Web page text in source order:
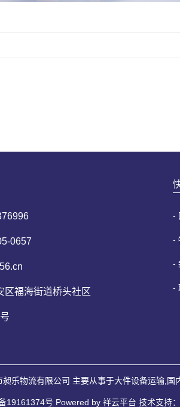
0657
区福海街道桥头社区
-
-
-
-
乐物流有限公司 主要从事于大件设备运输, 国
19161374号 Powered by 祥云平台 技术支持：